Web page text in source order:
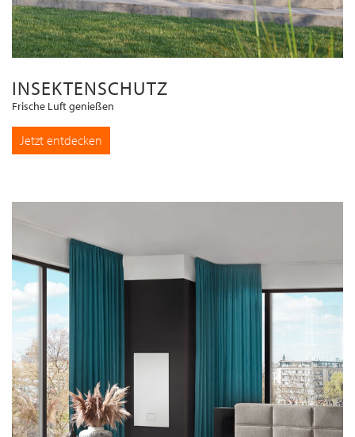
INSEKTENSCHUTZ
Frische Luft genießen
Jetzt entdecken